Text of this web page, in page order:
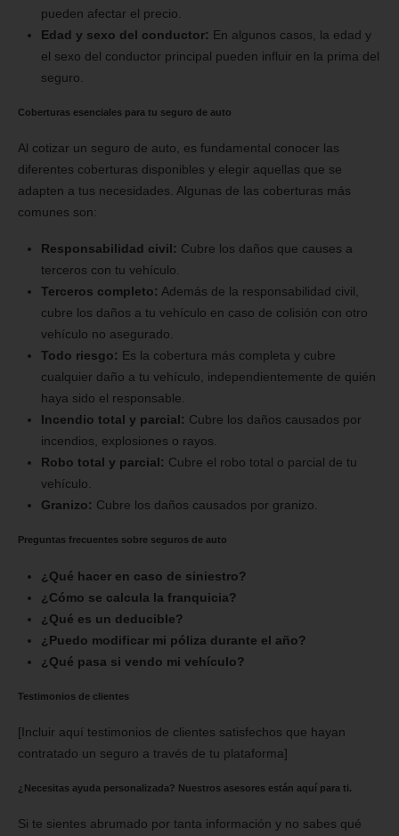
pueden afectar el precio.
Edad y sexo del conductor: En algunos casos, la edad y
el sexo del conductor principal pueden influir en la prima del
seguro.
Coberturas esenciales para tu seguro de auto
Al cotizar un seguro de auto, es fundamental conocer las
diferentes coberturas disponibles y elegir aquellas que se
adapten a tus necesidades. Algunas de las coberturas más
comunes son:
Responsabilidad civil: Cubre los daños que causes a
terceros con tu vehículo.
Terceros completo: Además de la responsabilidad civil,
cubre los daños a tu vehículo en caso de colisión con otro
vehículo no asegurado.
Todo riesgo: Es la cobertura más completa y cubre
cualquier daño a tu vehículo, independientemente de quién
haya sido el responsable.
Incendio total y parcial: Cubre los daños causados por
incendios, explosiones o rayos.
Robo total y parcial: Cubre el robo total o parcial de tu
vehículo.
Granizo: Cubre los daños causados por granizo.
Preguntas frecuentes sobre seguros de auto
¿Qué hacer en caso de siniestro?
¿Cómo se calcula la franquicia?
¿Qué es un deducible?
¿Puedo modificar mi póliza durante el año?
¿Qué pasa si vendo mi vehículo?
Testimonios de clientes
[Incluir aquí testimonios de clientes satisfechos que hayan
contratado un seguro a través de tu plataforma]
¿Necesitas ayuda personalizada? Nuestros asesores están aquí para ti.
Si te sientes abrumado por tanta información y no sabes qué